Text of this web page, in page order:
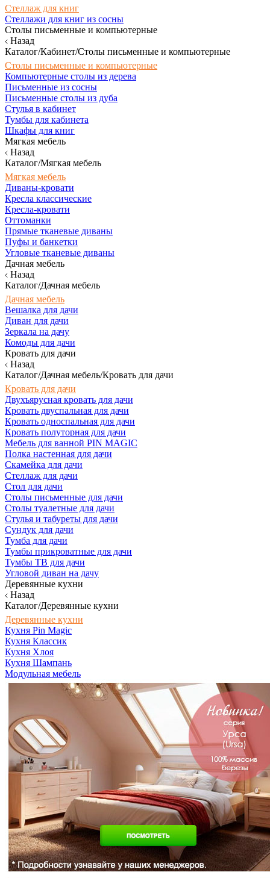
Стеллаж для книг
Стеллажи для книг из сосны
Столы письменные и компьютерные
Назад
Каталог/Кабинет/Столы письменные и компьютерные
Столы письменные и компьютерные
Компьютерные столы из дерева
Письменные из сосны
Письменные столы из дуба
Стулья в кабинет
Тумбы для кабинета
Шкафы для книг
Мягкая мебель
Назад
Каталог/Мягкая мебель
Мягкая мебель
Диваны-кровати
Кресла классические
Кресла-кровати
Оттоманки
Прямые тканевые диваны
Пуфы и банкетки
Угловые тканевые диваны
Дачная мебель
Назад
Каталог/Дачная мебель
Дачная мебель
Вешалка для дачи
Диван для дачи
Зеркала на дачу
Комоды для дачи
Кровать для дачи
Назад
Каталог/Дачная мебель/Кровать для дачи
Кровать для дачи
Двухъярусная кровать для дачи
Кровать двуспальная для дачи
Кровать односпальная для дачи
Кровать полуторная для дачи
Мебель для ванной PIN MAGIC
Полка настенная для дачи
Скамейка для дачи
Стеллаж для дачи
Стол для дачи
Столы письменные для дачи
Столы туалетные для дачи
Стулья и табуреты для дачи
Сундук для дачи
Тумба для дачи
Тумбы прикроватные для дачи
Тумбы ТВ для дачи
Угловой диван на дачу
Деревянные кухни
Назад
Каталог/Деревянные кухни
Деревянные кухни
Кухня Pin Magic
Кухня Классик
Кухня Хлоя
Кухня Шампань
Модульная мебель